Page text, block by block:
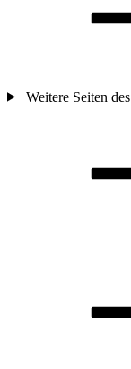
Weitere Seiten des